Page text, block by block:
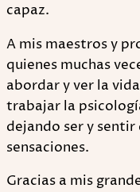
capaz.
A mis maestros y
quienes muchas
abordar y ver la
trabajar la
dejando ser y
sensaciones.
Gracias a mis